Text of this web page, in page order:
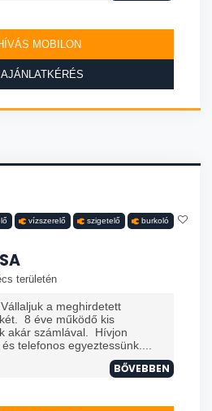
MOBILON
vízszerelő szigetelő burkoló
területén
a meghirdetett
8 éve működő kis
akár számlával. Hívjon
telefonos egyeztessünk....
BŐVEBBEN